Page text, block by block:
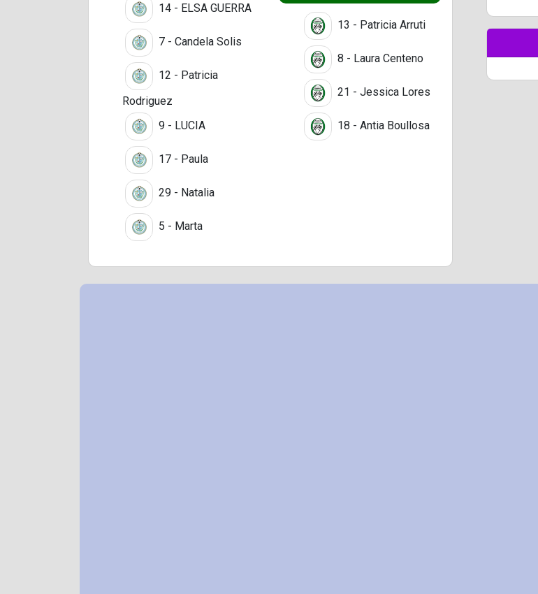
14 - ELSA GUERRA
7 - Candela Solis
12 - Patricia
Rodriguez
9 - LUCIA
17 - Paula
29 - Natalia
5 - Marta
13 - Patricia Arruti
8 - Laura Centeno
21 - Jessica Lores
18 - Antia Boullosa